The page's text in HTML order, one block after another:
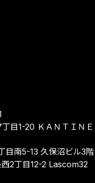
目1-20 ＫＡＮＴＩＮＥ
目南5-13 久保沼ビル3階
2丁目12-2 Lascom32